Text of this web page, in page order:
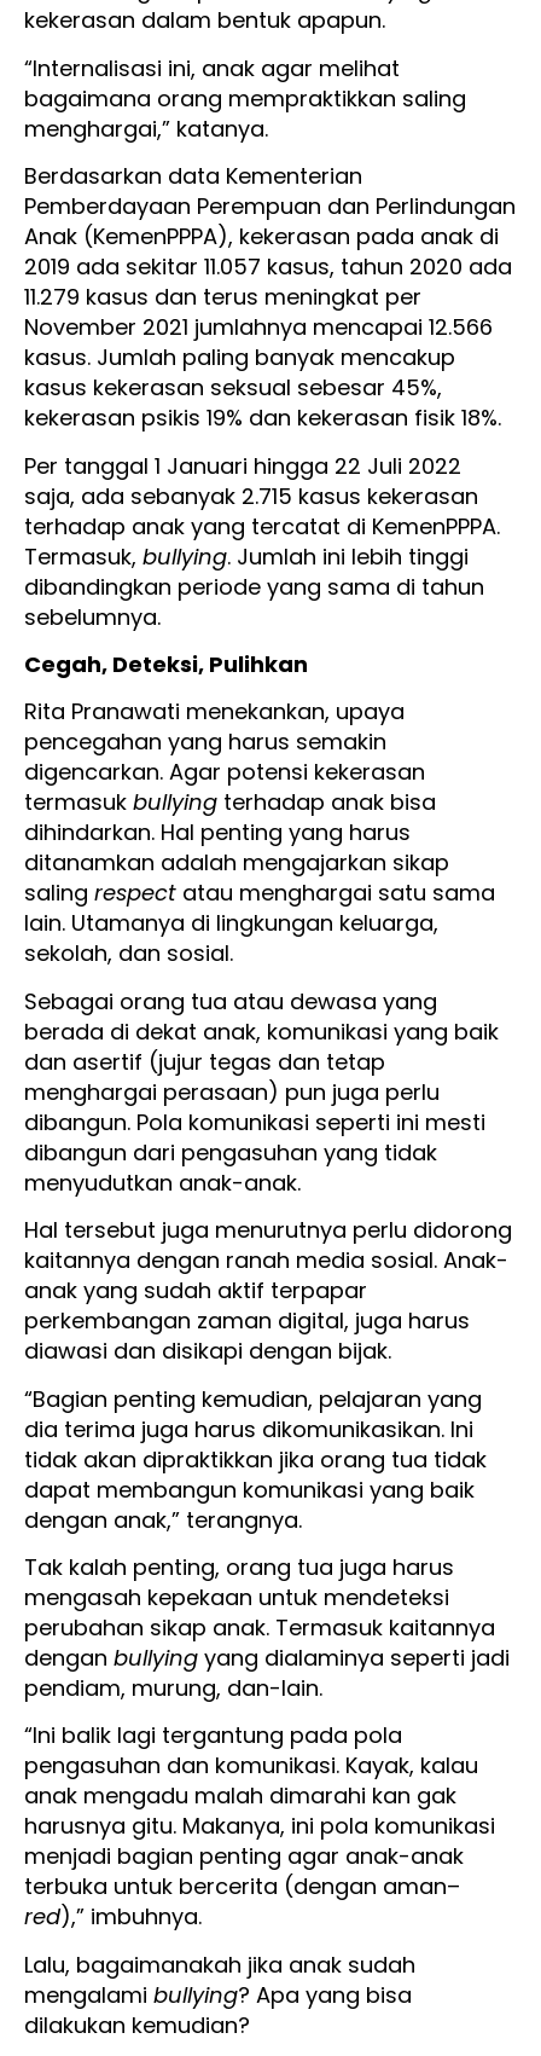
kekerasan dalam bentuk apapun.
“Internalisasi ini, anak agar melihat
bagaimana orang mempraktikkan saling
menghargai,” katanya.
Berdasarkan data Kementerian
Pemberdayaan Perempuan dan Perlindungan
Anak (KemenPPPA), kekerasan pada anak di
2019 ada sekitar 11.057 kasus, tahun 2020 ada
11.279 kasus dan terus meningkat per
November 2021 jumlahnya mencapai 12.566
kasus. Jumlah paling banyak mencakup
kasus kekerasan seksual sebesar 45%,
kekerasan psikis 19% dan kekerasan fisik 18%.
Per tanggal 1 Januari hingga 22 Juli 2022
saja, ada sebanyak 2.715 kasus kekerasan
terhadap anak yang tercatat di KemenPPPA.
Termasuk, bullying. Jumlah ini lebih tinggi
dibandingkan periode yang sama di tahun
sebelumnya.
Cegah, Deteksi, Pulihkan
Rita Pranawati menekankan, upaya
pencegahan yang harus semakin
digencarkan. Agar potensi kekerasan
termasuk bullying terhadap anak bisa
dihindarkan. Hal penting yang harus
ditanamkan adalah mengajarkan sikap
saling respect atau menghargai satu sama
lain. Utamanya di lingkungan keluarga,
sekolah, dan sosial.
Sebagai orang tua atau dewasa yang
berada di dekat anak, komunikasi yang baik
dan asertif (jujur tegas dan tetap
menghargai perasaan) pun juga perlu
dibangun. Pola komunikasi seperti ini mesti
dibangun dari pengasuhan yang tidak
menyudutkan anak-anak.
Hal tersebut juga menurutnya perlu didorong
kaitannya dengan ranah media sosial. Anak-
anak yang sudah aktif terpapar
perkembangan zaman digital, juga harus
diawasi dan disikapi dengan bijak.
“Bagian penting kemudian, pelajaran yang
dia terima juga harus dikomunikasikan. Ini
tidak akan dipraktikkan jika orang tua tidak
dapat membangun komunikasi yang baik
dengan anak,” terangnya.
Tak kalah penting, orang tua juga harus
mengasah kepekaan untuk mendeteksi
perubahan sikap anak. Termasuk kaitannya
dengan bullying yang dialaminya seperti jadi
pendiam, murung, dan-lain.
“Ini balik lagi tergantung pada pola
pengasuhan dan komunikasi. Kayak, kalau
anak mengadu malah dimarahi kan gak
harusnya gitu. Makanya, ini pola komunikasi
menjadi bagian penting agar anak-anak
terbuka untuk bercerita (dengan aman–
red),” imbuhnya.
Lalu, bagaimanakah jika anak sudah
mengalami bullying? Apa yang bisa
dilakukan kemudian?